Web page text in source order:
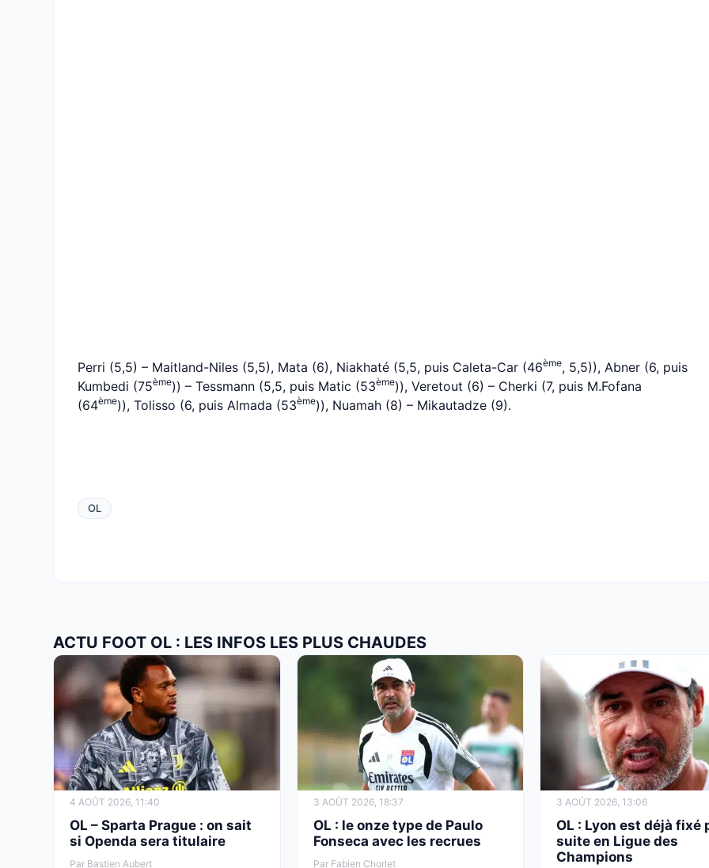
Perri (5,5) – Maitland-Niles (5,5), Mata (6), Niakhaté (5,5, puis Caleta-Car (46ème, 5,5)), Abner (6, puis
Kumbedi (75ème)) – Tessmann (5,5, puis Matic (53ème)), Veretout (6) – Cherki (7, puis M.Fofana
(64ème)), Tolisso (6, puis Almada (53ème)), Nuamah (8) – Mikautadze (9).
OL
ACTU FOOT OL : LES INFOS LES PLUS CHAUDES
4 AOÛT 2026, 11:40
OL – Sparta Prague : on sait
si Openda sera titulaire
Par Bastien Aubert
3 AOÛT 2026, 18:37
OL : le onze type de Paulo
Fonseca avec les recrues
Par Fabien Chorlet
3 AOÛT 2026, 13:06
OL : Lyon est déjà fixé
suite en Ligue des
Champions